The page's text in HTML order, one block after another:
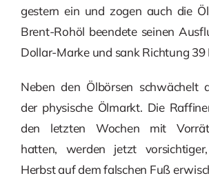
gestern ein und zogen auch die
Brent-Rohöl beendete seinen
Dollar-Marke und sank Richtung 39
Neben den Ölbörsen schwächelt
der physische Ölmarkt. Die
den letzten Wochen mit
hatten, werden jetzt
Herbst auf dem falschen Fuß